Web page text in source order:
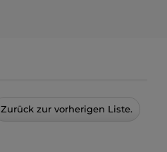
Zurück zur vorherigen Liste.